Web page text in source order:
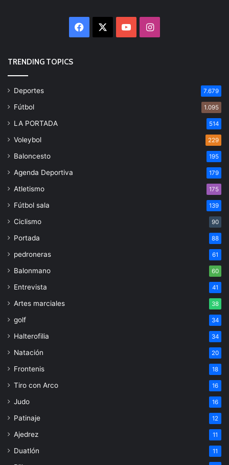
Facebook YouTubeInstagram
TRENDING TOPICS
Deportes 7.679
Fútbol 1.095
LA PORTADA 514
Voleybol 229
Baloncesto 195
Agenda Deportiva 179
Atletismo 175
Fútbol sala 139
Ciclismo 90
Portada 88
pedroneras 61
Balonmano 60
Entrevista 41
Artes marciales 38
golf 34
Halterofilia 34
Natación 20
Frontenis 18
Tiro con Arco 16
Judo 16
Patinaje 12
Ajedrez 11
Duatlón 11